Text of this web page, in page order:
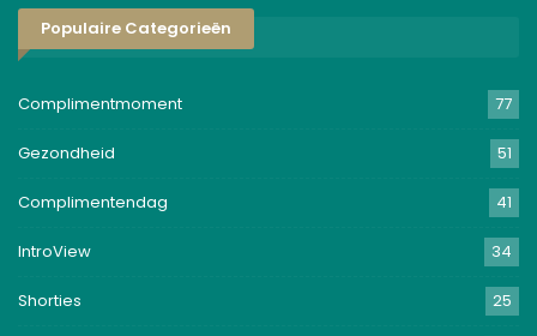
Populaire Categorieën
Complimentmoment 77
Gezondheid 51
Complimentendag 41
IntroView 34
Shorties 25